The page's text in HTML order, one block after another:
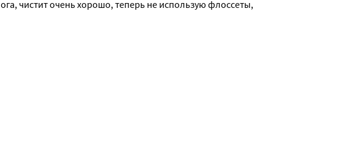
чистит очень хорошо, теперь не использую флоссеты,